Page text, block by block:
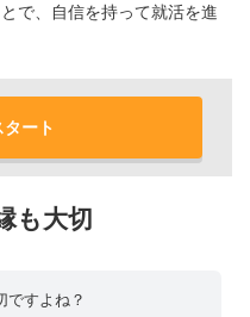
で、自信を持って就活を進
ート
も大切
ですよね？